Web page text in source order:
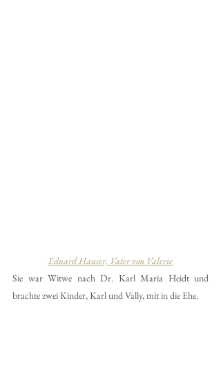
Eduard Hauser, Vater von Valerie
Sie war Witwe nach Dr. Karl Maria Heidt und
brachte zwei Kinder, Karl und Vally, mit in die Ehe.